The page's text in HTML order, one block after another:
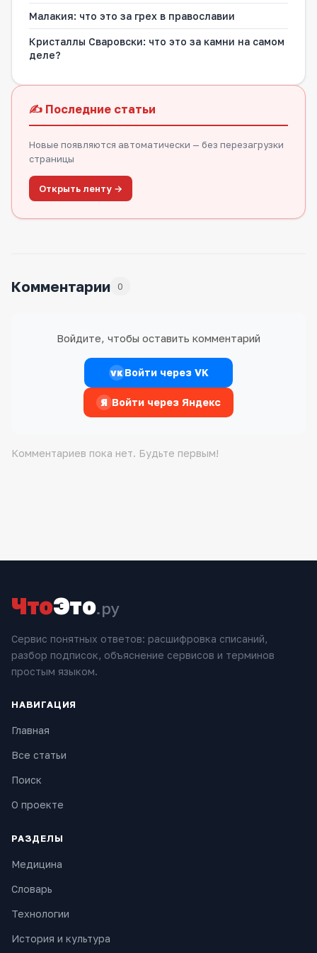
Малакия: что это за грех в православии
Кристаллы Сваровски: что это за камни на самом
деле?
✍️ Последние статьи
Новые появляются автоматически — без перезагрузки
страницы
Открыть ленту →
Комментарии 0
Войдите, чтобы оставить комментарий
VKВойти через VK
Я Войти через Яндекс
Комментариев пока нет. Будьте первым!
ЧтоЭто.ру
Сервис понятных ответов: расшифровка списаний,
разбор подписок, объяснение сервисов и терминов
простым языком.
НАВИГАЦИЯ
Главная
Все статьи
Поиск
О проекте
РАЗДЕЛЫ
Медицина
Словарь
Технологии
История и культура